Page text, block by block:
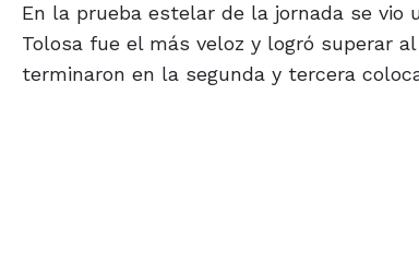
En la prueba estelar de la jornada se
Tolosa fue el más veloz y logró superar
terminaron en la segunda y tercera